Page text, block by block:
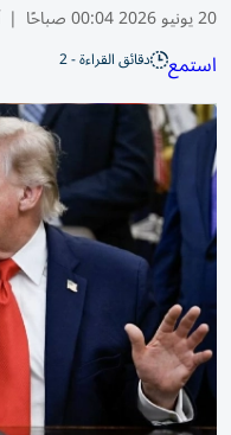
20 يونيو 2026 00:04 صباحًا |
استمع دقائق القراءة - 2